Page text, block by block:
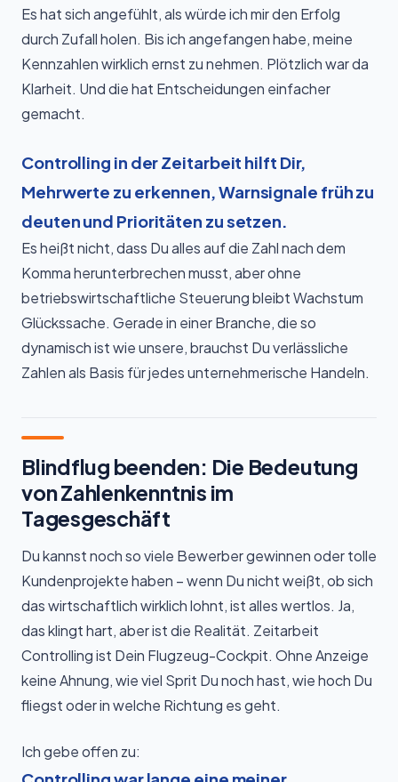
Es hat sich angefühlt, als würde ich mir den Erfolg
durch Zufall holen. Bis ich angefangen habe, meine
Kennzahlen wirklich ernst zu nehmen. Plötzlich war da
Klarheit. Und die hat Entscheidungen einfacher
gemacht.
Controlling in der Zeitarbeit hilft Dir,
Mehrwerte zu erkennen, Warnsignale früh zu
deuten und Prioritäten zu setzen.
Es heißt nicht, dass Du alles auf die Zahl nach dem
Komma herunterbrechen musst, aber ohne
betriebswirtschaftliche Steuerung bleibt Wachstum
Glückssache. Gerade in einer Branche, die so
dynamisch ist wie unsere, brauchst Du verlässliche
Zahlen als Basis für jedes unternehmerische Handeln.
Blindflug beenden: Die Bedeutung
von Zahlenkenntnis im
Tagesgeschäft
Du kannst noch so viele Bewerber gewinnen oder tolle
Kundenprojekte haben – wenn Du nicht weißt, ob sich
das wirtschaftlich wirklich lohnt, ist alles wertlos. Ja,
das klingt hart, aber ist die Realität. Zeitarbeit
Controlling ist Dein Flugzeug-Cockpit. Ohne Anzeige
keine Ahnung, wie viel Sprit Du noch hast, wie hoch Du
fliegst oder in welche Richtung es geht.
Ich gebe offen zu: